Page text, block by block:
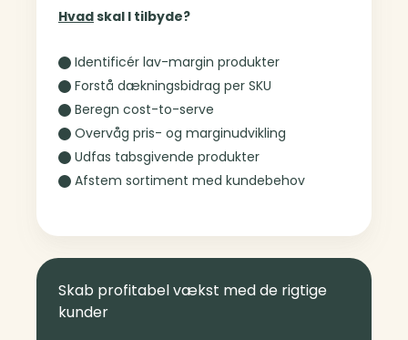
Hvadskal I tilbyde?
Identificér lav-margin produkter
Forstå dækningsbidrag per SKU
Beregn cost-to-serve
Overvåg pris- og marginudvikling
Udfas tabsgivende produkter
Afstem sortiment med kundebehov
Skab profitabel vækst med de rigtige
kunder